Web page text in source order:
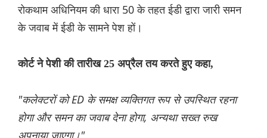
रोकथाम अधिनियम की धारा 50 के तहत ईडी द्वारा जारी समन
के जवाब में ईडी के सामने पेश हों।
कोर्ट ने पेशी की तारीख 25 अप्रैल तय करते हुए कहा,
"कलेक्टरों को ED के समक्ष व्यक्तिगत रूप से उपस्थित रहना
होगा और समन का जवाब देना होगा, अन्यथा सख्त रुख